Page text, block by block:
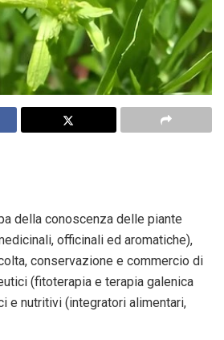
della conoscenza delle piante
officinali ed aromatiche),
conservazione e commercio di
(fitoterapia e terapia galenica
e nutritivi (integratori alimentari,